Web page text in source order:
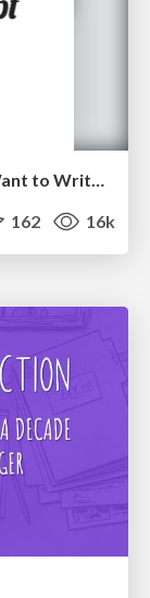
CoffeeScript is Beautiful & I Never Want to Write Plain JavaScript Again
162 16k